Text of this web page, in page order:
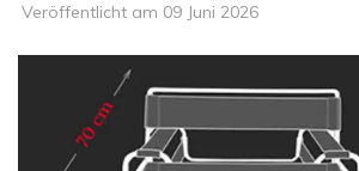
Veröffentlicht am 09 Juni 2026